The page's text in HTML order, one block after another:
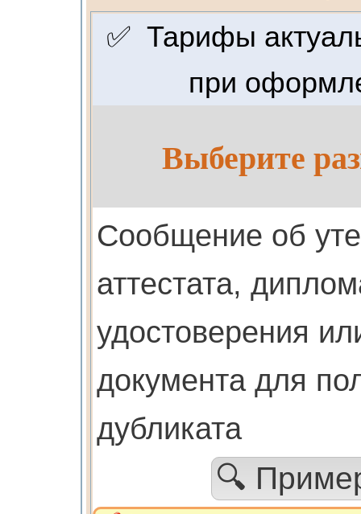
✅ Тарифы
при
Выберите
Cообщение об
аттестата,
удостоверения
документа для
дубликата
🔍